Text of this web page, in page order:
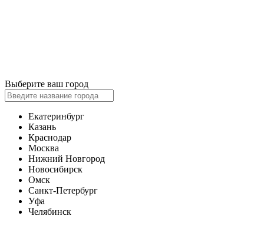
Выберите ваш город
Екатеринбург
Казань
Краснодар
Москва
Нижний Новгород
Новосибирск
Омск
Санкт-Петербург
Уфа
Челябинск